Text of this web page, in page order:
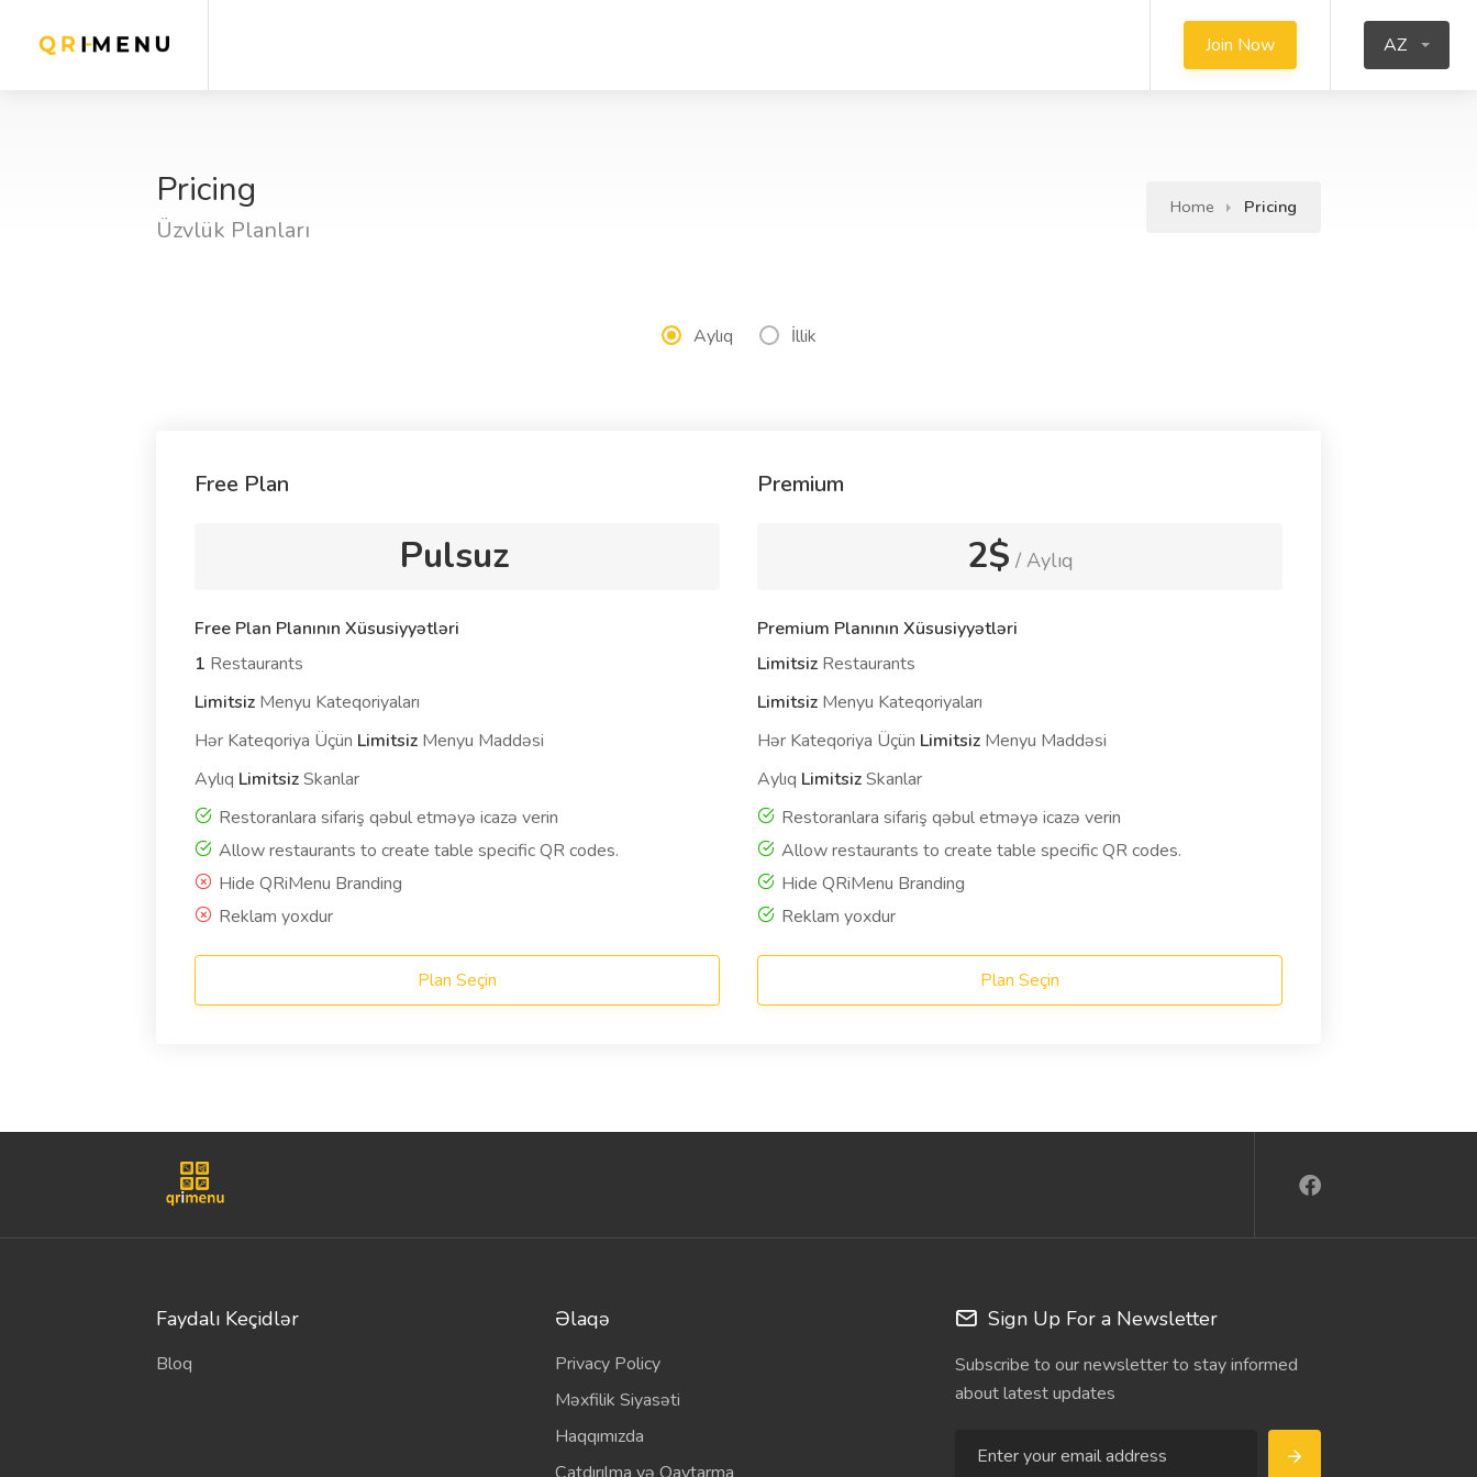
Join Now AZ
Pricing
Üzvlük Planları
Home Pricing
Aylıq İllik
Free Plan
Pulsuz
Free Plan Planının Xüsusiyyətləri
1 Restaurants
Limitsiz Menyu Kateqoriyaları
Hər Kateqoriya Üçün Limitsiz Menyu Maddəsi
Aylıq LimitsizSkanlar
Restoranlara sifariş qəbul etməyə icazə verin
Allow restaurants to create table specific QR codes.
Hide QRiMenu Branding
Reklam yoxdur
Plan Seçin
Premium
2$ / Aylıq
Premium Planının Xüsusiyyətləri
Limitsiz Restaurants
Limitsiz Menyu Kateqoriyaları
Hər Kateqoriya Üçün Limitsiz Menyu Maddəsi
Aylıq LimitsizSkanlar
Restoranlara sifariş qəbul etməyə icazə verin
Allow restaurants to create table specific QR codes.
Hide QRiMenu Branding
Reklam yoxdur
Plan Seçin
Faydalı Keçidlər
Bloq
Əlaqə
Privacy Policy
Məxfilik Siyasəti
Haqqımızda
Sign Up For a Newsletter
Subscribe to our newsletter to stay informed
about latest updates